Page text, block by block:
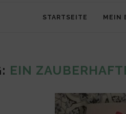
STARTSEITE MEIN
EIN